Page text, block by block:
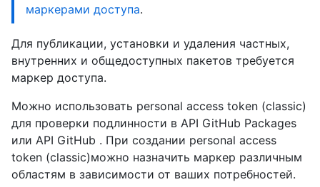
маркерами доступа.
Для публикации, установки и удаления частных,
внутренних и общедоступных пакетов требуется
маркер доступа.
Можно использовать personal access token (classic)
для проверки подлинности в API GitHub Packages
или API GitHub . При создании personal access
token (classic)можно назначить маркер различным
областям в зависимости от ваших потребностей.